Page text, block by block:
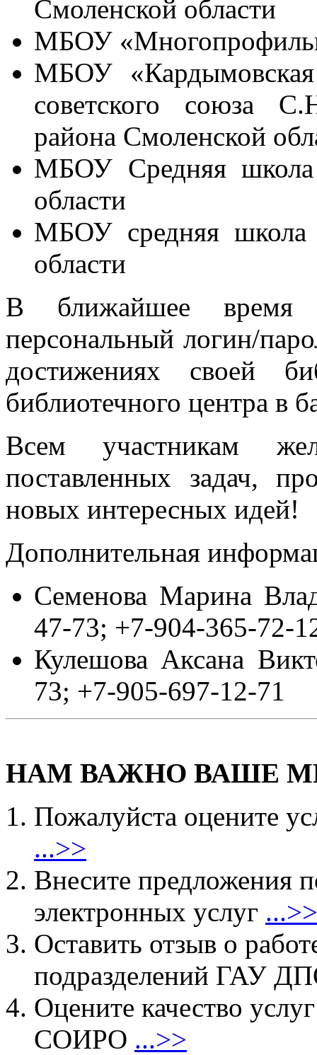
Смоленской области
МБОУ
МБОУ
советского союза
района Смоленской
МБОУ Средняя
области
МБОУ средняя
области
В ближайшее время
персональный логин/
достижениях своей
библиотечного центра в
Всем участникам
поставленных задач,
новых интересных идей!
Дополнительная
Семенова Марина
47-73; +7-904-365-72-
Кулешова Аксана
73; +7-905-697-12-71
НАМ ВАЖНО ВАШЕ
Пожалуйста оцените
...>>
Внесите предложения
электронных услуг ...>>
Оставить отзыв о
подразделений ГАУ
Оцените качество
СОИРО ...>>